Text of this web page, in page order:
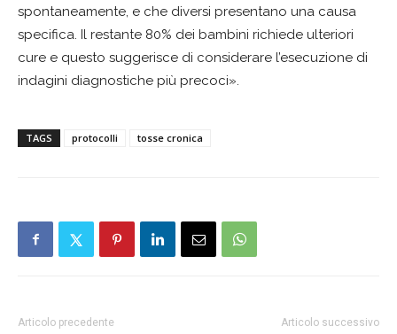
spontaneamente, e che diversi presentano una causa
specifica. Il restante 80% dei bambini richiede ulteriori
cure e questo suggerisce di considerare l’esecuzione di
indagini diagnostiche più precoci».
TAGS protocolli tosse cronica
Articolo precedente Articolo successivo